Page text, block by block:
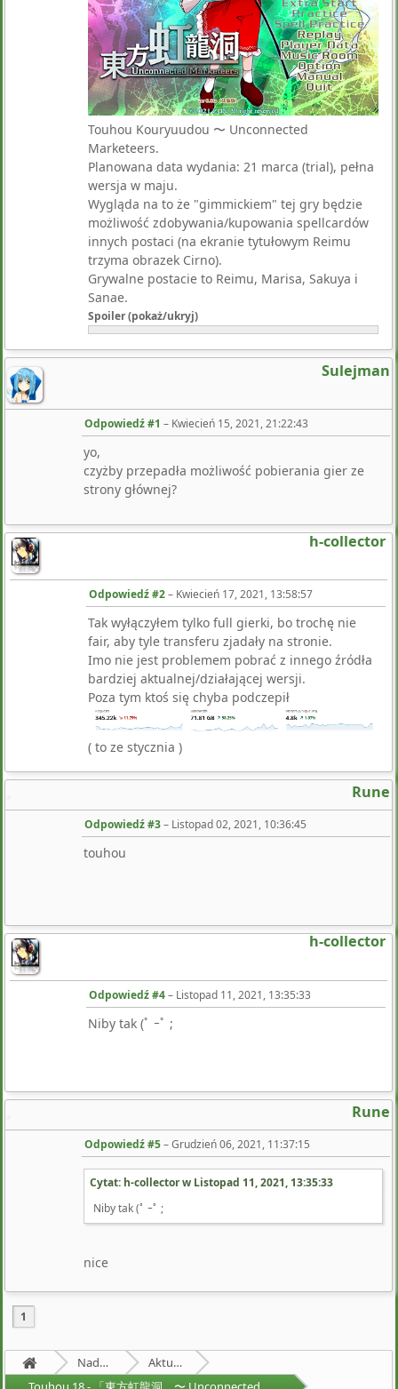
Touhou Kouryuudou 〜 Unconnected
Marketeers.
Planowana data wydania: 21 marca (trial), pełna
wersja w maju.
Wygląda na to że "gimmickiem" tej gry będzie
możliwość zdobywania/kupowania spellcardów
innych postaci (na ekranie tytułowym Reimu
trzyma obrazek Cirno).
Grywalne postacie to Reimu, Marisa, Sakuya i
Sanae.
Spoiler (pokaż/ukryj)
Sulejman
Odpowiedź #1 – Kwiecień 15, 2021, 21:22:43
yo,
czyżby przepadła możliwość pobierania gier ze
strony głównej?
h-collector
Odpowiedź #2– Kwiecień 17, 2021, 13:58:57
Tak wyłączyłem tylko full gierki, bo trochę nie
fair, aby tyle transferu zjadały na stronie.
Imo nie jest problemem pobrać z innego źródła
bardziej aktualnej/działającej wersji.
Poza tym ktoś się chyba podczepił
( to ze stycznia )
Rune
Odpowiedź #3– Listopad 02, 2021, 10:36:45
touhou
h-collector
Odpowiedź #4– Listopad 11, 2021, 13:35:33
Niby tak (ﾟ ｰﾟ ;
Rune
Odpowiedź #5–Grudzień 06, 2021, 11:37:15
Cytat: h-collector w Listopad 11, 2021, 13:35:33
Niby tak (ﾟ ｰﾟ ;
nice
1
Nadprzyrodzona Granica
Aktualności